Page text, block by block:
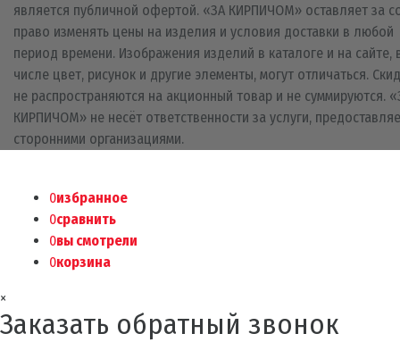
является публичной офертой. «ЗА КИРПИЧОМ» оставляет за
право изменять цены на изделия и условия доставки в любой
период времени. Изображения изделий в каталоге и на сайте,
числе цвет, рисунок и другие элементы, могут отличаться.
не распространяются на акционный товар и не суммируются.
КИРПИЧОМ» не несёт ответственности за услуги,
сторонними организациями.
0избранное
0сравнить
0вы смотрели
0корзина
×
Заказать обратный звонок